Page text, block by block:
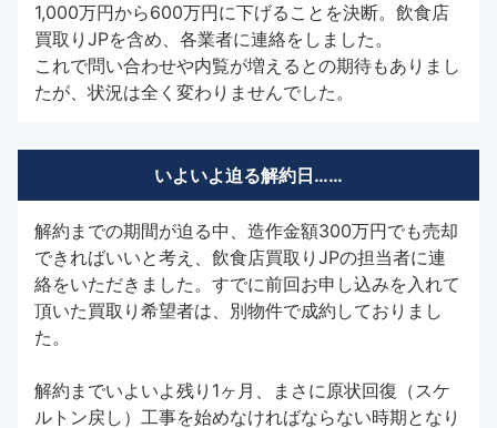
1,000万円から600万円に下げることを決断。飲食店
買取りJPを含め、各業者に連絡をしました。
これで問い合わせや内覧が増えるとの期待もありまし
たが、状況は全く変わりませんでした。
いよいよ迫る解約日……
解約までの期間が迫る中、造作金額300万円でも売却
できればいいと考え、飲食店買取りJPの担当者に連
絡をいただきました。すでに前回お申し込みを入れて
頂いた買取り希望者は、別物件で成約しておりまし
た。
解約までいよいよ残り1ヶ月、まさに原状回復（スケ
ルトン戻し）工事を始めなければならない時期となり